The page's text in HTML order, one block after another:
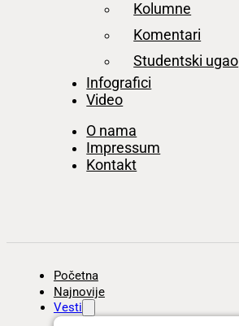
Kolumne
Komentari
Studentski ugao
Infografici
Video
O nama
Impressum
Kontakt
Početna
Najnovije
Vesti